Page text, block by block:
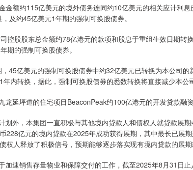
金额约115亿美元的境外债务连同约10亿美元的相关应计利
及约45亿美元1年期的强制可换股债券。
控股股东总金额约78亿港元的款项和股息于重组生效日期转
期的强制可换股债券。
45亿美元的强制可换股债券中约32亿美元已转换为本公司
内转换，据此，强制可换股债券的悉数转换将直接减少本公
龙延坪道的住宅项目BeaconPeak约100亿港元的开发贷款融
划外，本集团一直积极与其他境内贷款人和债权人就贷款展
228亿元的境内贷款在2025年成功获得展期，其中最长已展
权人释放了积极信号，预期能够逐步落实现有境内贷款的展期
加速销售存量物业和保障交付的工作，截至2025年8月31日